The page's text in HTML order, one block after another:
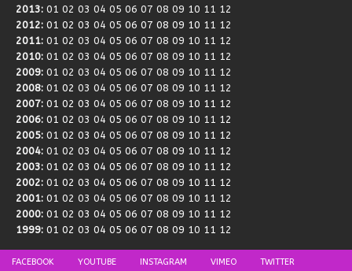
2013: 01 02 03 04 05 06 07 08 09 10 11 12
2012: 01 02 03 04 05 06 07 08 09 10 11 12
2011: 01 02 03 04 05 06 07 08 09 10 11 12
2010: 01 02 03 04 05 06 07 08 09 10 11 12
2009: 01 02 03 04 05 06 07 08 09 10 11 12
2008: 01 02 03 04 05 06 07 08 09 10 11 12
2007: 01 02 03 04 05 06 07 08 09 10 11 12
2006: 01 02 03 04 05 06 07 08 09 10 11 12
2005: 01 02 03 04 05 06 07 08 09 10 11 12
2004: 01 02 03 04 05 06 07 08 09 10 11 12
2003: 01 02 03 04 05 06 07 08 09 10 11 12
2002: 01 02 03 04 05 06 07 08 09 10 11 12
2001: 01 02 03 04 05 06 07 08 09 10 11 12
2000: 01 02 03 04 05 06 07 08 09 10 11 12
1999: 01 02 03 04 05 06 07 08 09 10 11 12
FACEBOOK YOUTUBE INSTAGRAM VIMEO TWITTER